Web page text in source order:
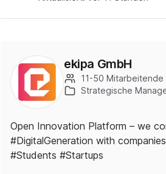
ekipa GmbH
11-50 Mitarbeitende
Strategische
Open Innovation Platform – we
#DigitalGeneration with
#Students #Startups